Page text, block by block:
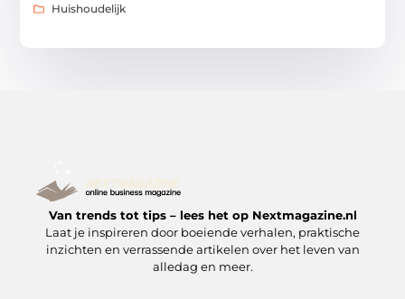
Huishoudelijk
Van trends tot tips – lees het op Nextmagazine.nl
Laat je inspireren door boeiende verhalen, praktische
inzichten en verrassende artikelen over het leven van
alledag en meer.